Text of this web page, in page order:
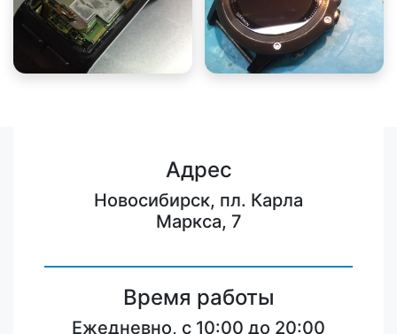
Адрес
Новосибирск, пл. Карла
Маркса, 7
Время работы
Ежедневно, с 10:00 до 20:00